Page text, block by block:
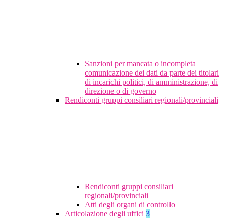
Sanzioni per mancata o incompleta
comunicazione dei dati da parte dei titolari
di incarichi politici, di amministrazione, di
direzione o di governo
Rendiconti gruppi consiliari regionali/provinciali
Rendiconti gruppi consiliari
regionali/provinciali
Atti degli organi di controllo
Articolazione degli uffici 3